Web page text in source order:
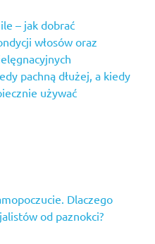
– jak dobrać
włosów oraz
pachną dłużej, a kiedy
używać
Dlaczego
od paznokci?